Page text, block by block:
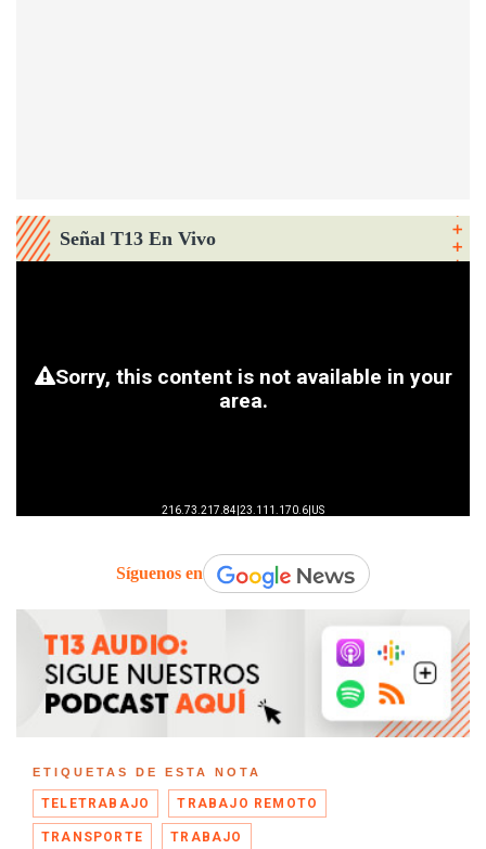
Señal T13 En Vivo
Síguenos en
ETIQUETAS DE ESTA NOTA
TELETRABAJO TRABAJO REMOTO
TRANSPORTE TRABAJO